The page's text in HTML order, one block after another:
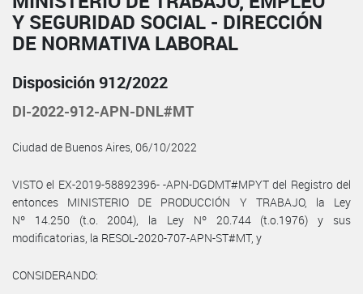
Y SEGURIDAD SOCIAL - DIRECCIÓN
DE NORMATIVA LABORAL
Disposición 912/2022
DI-2022-912-APN-DNL#MT
Ciudad de Buenos Aires, 06/10/2022
VISTO el EX-2019-58892396- -APN-DGDMT#MPYT del Registro del
entonces MINISTERIO DE PRODUCCIÓN Y TRABAJO, la Ley
Nº 14.250 (t.o. 2004), la Ley Nº 20.744 (t.o.1976) y sus
modificatorias, la RESOL-2020-707-APN-ST#MT, y
CONSIDERANDO: